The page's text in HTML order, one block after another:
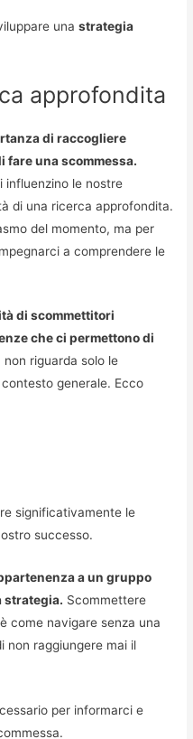
unastrategia
approfondita
di raccogliere
una scommessa.
influenzino le nostre
di una ricerca approfondita.
del momento, ma per
a comprendere le
di scommettitori
che ci permettono di
non riguarda solo le
generale. Ecco
significativamente le
successo.
a un gruppo
strategia. Scommettere
come navigare senza una
non raggiungere mai il
per informarci e